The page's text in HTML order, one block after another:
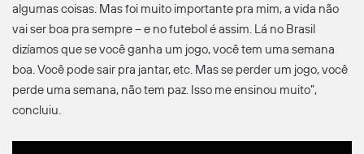
algumas coisas. Mas foi muito importante pra mim, a vida não
vai ser boa pra sempre – e no futebol é assim. Lá no Brasil
dizíamos que se você ganha um jogo, você tem uma semana
boa. Você pode sair pra jantar, etc. Mas se perder um jogo, você
perde uma semana, não tem paz. Isso me ensinou muito”,
concluiu.